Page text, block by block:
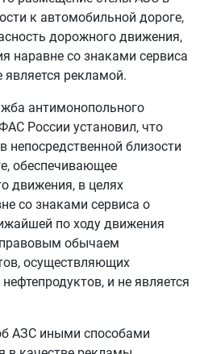
к автомобильной дороге,
дорожного движения,
наравне со знаками сервиса
рекламой.
антимонопольного
России установил, что
непосредственной близости
обеспечивающее
движения, в целях
со знаками сервиса о
по ходу движения
обычаем
осуществляющих
и не является
АЗС иными способами